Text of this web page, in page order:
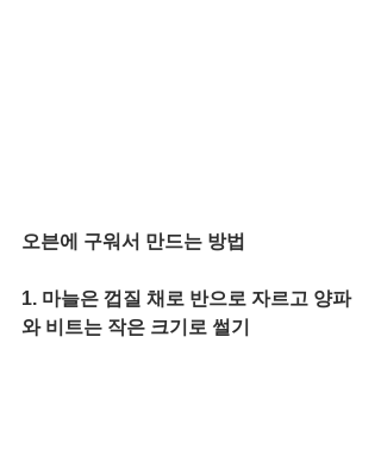
오븐에 구워서 만드는 방법
1. 마늘은 껍질 채로 반으로 자르고 양파
와 비트는 작은 크기로 썰기